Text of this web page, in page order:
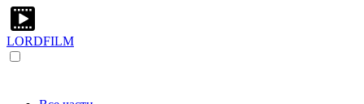
LORDFILM